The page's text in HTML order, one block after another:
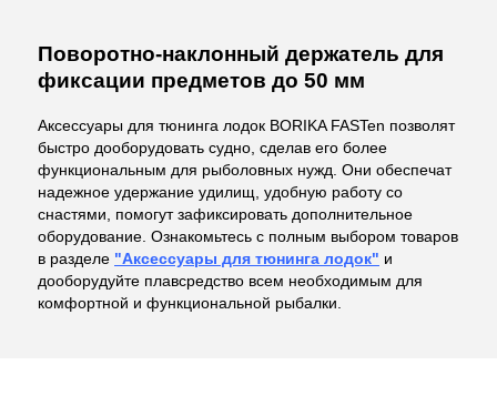
Поворотно-наклонный держатель для
фиксации предметов до 50 мм
Аксессуары для тюнинга лодок BORIKA FASTen позволят
быстро дооборудовать судно, сделав его более
функциональным для рыболовных нужд. Они обеспечат
надежное удержание удилищ, удобную работу со
снастями, помогут зафиксировать дополнительное
оборудование. Ознакомьтесь с полным выбором товаров
в разделе "Аксессуары для тюнинга лодок" и
дооборудуйте плавсредство всем необходимым для
комфортной и функциональной рыбалки.